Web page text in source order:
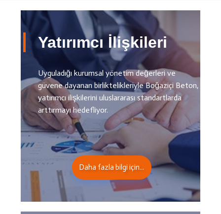
Yatırımcı İlişkileri
Uyguladığı kurumsal yönetim değerleri ve
güvene dayanan birliktelikleriyle Boğaziçi Beton,
yatırımcı ilişkilerini uluslararası standartlarda
arttırmayı hedefliyor.
Daha fazla bilgi için...